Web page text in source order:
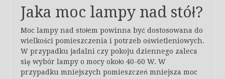
Jaka moc lampy nad stół?
Moc lampy nad stołem powinna być dostosowana do
wielkości pomieszczenia i potrzeb oświetleniowych.
W przypadku jadalni czy pokoju dziennego zaleca
się wybór lampy o mocy około 40-60 W. W
przypadku mniejszych pomieszczeń mniejsza moc